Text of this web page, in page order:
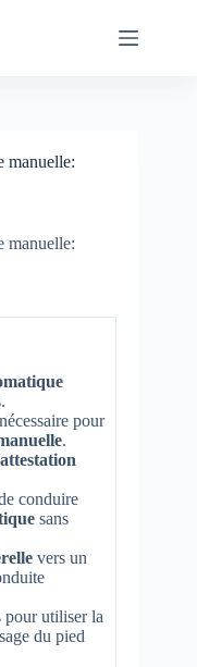
manuelle:
manuelle:
pour
.
attestation
conduire
sans
vers un
pour utiliser la
du pied